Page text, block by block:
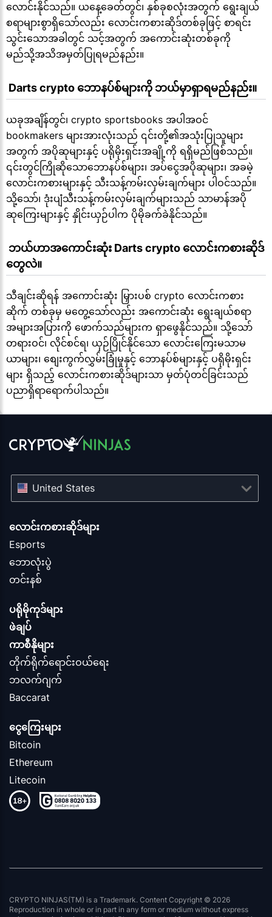
လောင်းနိုင်သည်။ ယနေ့ခေတ်တွင်၊ နှစ်ခုစလုံးအတွက် ရွေးချယ်
စရာများစွာရှိသော်လည်း လောင်းကစားဆိုဒ်တစ်ခုဖြင့် စာရင်း
သွင်းသောအခါတွင် သင့်အတွက် အကောင်းဆုံးတစ်ခုကို
မည်သို့အသိအမှတ်ပြုရမည်နည်း။
Darts crypto ဘောနပ်စ်များကို ဘယ်မှာရှာရမည်နည်း။
ယခုအချိန်တွင်၊ crypto sportsbooks အပါအဝင်
bookmakers များအားလုံးသည် ၎င်းတို့၏အသုံးပြုသူများ
အတွက် အပိုဆုများနှင့် ပရိုမိုးရှင်းအချို့ကို ရရှိမည်ဖြစ်သည်။
၎င်းတွင်ကြိုဆိုသောဘောနပ်စ်များ၊ အပ်ငွေအပိုဆုများ၊ အခမဲ့
လောင်းကစားများနှင့် သီးသန့်ကမ်းလှမ်းချက်များ ပါဝင်သည်။
သို့သော်၊ ဒုံးပျံသီးသန့်ကမ်းလှမ်းချက်များသည် သာမာန်အပို
ဆုကြေးများနှင့် နှိုင်းယှဉ်ပါက ပိုမိုခက်ခဲနိုင်သည်။
တွေလဲ။
သီချင်းဆိုရန် အကောင်းဆုံး မြှားပစ် crypto လောင်းကစား
ဆိုက် တစ်ခုမှ မတွေ့သော်လည်း အကောင်းဆုံး ရွေးချယ်စရာ
အများအပြားကို ဖောက်သည်များက ရှာဖွေနိုင်သည်။ သို့သော်
တရားဝင်၊ လိုင်စင်ရ၊ ယှဉ်ပြိုင်နိုင်သော လောင်းကြေးမသာမ
ယာများ၊ စျေးကွက်လွှမ်းခြုံမှုနှင့် ဘောနပ်စ်များနှင့် ပရိုမိုးရှင်း
များ ရှိသည့် လောင်းကစားဆိုဒ်များသာ မှတ်ပုံတင်ခြင်းသည်
ပညာရှိရာရောက်ပါသည်။
လောင်းကစားဆိုဒ်များ
Esports
ဘောလုံးပွဲ
တင်းနစ်
ပရိုမိုကုဒ်များ
ဖဲချပ်
ကာစီနိုများ
တိုက်ရိုက်ရောင်းဝယ်ရေး
ဘလက်ဂျက်
Baccarat
ငွေကြေးများ
Bitcoin
Ethereum
Litecoin
United States
CRYPTO NINJAS(TM) is a Trademark. Content Copyright © 2026
Reproduction in whole or in part in any form or medium without express